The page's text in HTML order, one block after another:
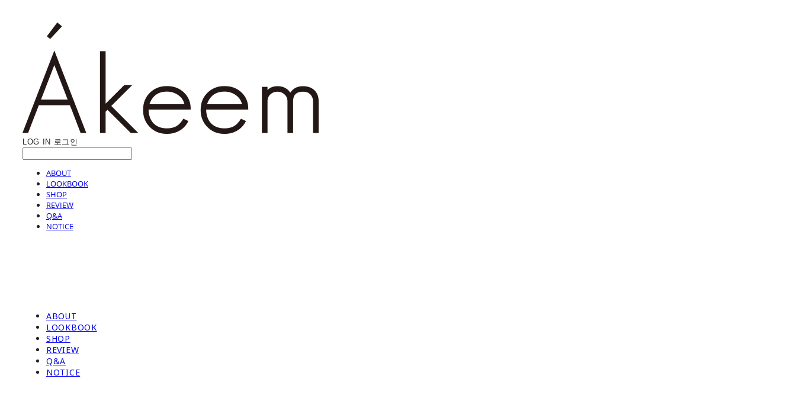
LOG IN 로그인
ABOUT
LOOKBOOK
SHOP
REVIEW
Q&A
NOTICE
ABOUT
LOOKBOOK
SHOP
REVIEW
Q&A
NOTICE